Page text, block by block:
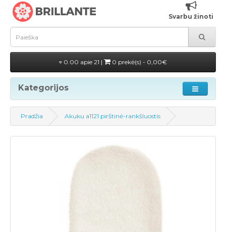
Svarbu žinoti
0.00 apie 21 | 0 prekė(s) - 0,00€
Kategorijos
Pradžia Akuku a1121 pirštinė-rankšluostis